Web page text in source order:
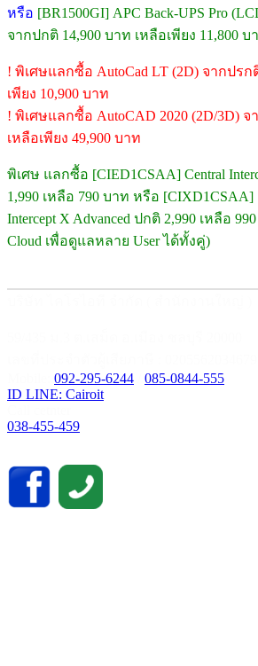
หรือ [BR1500GI] APC Back-UPS Pro
จากปกติ 14,900 บาท เหลือเพียง 11,800 บ
! พิเศษแลกซื้อ AutoCad LT (2D) จากปรก
เพียง 10,900 บาท
! พิเศษแลกซื้อ AutoCAD 2020 (2D/3D) จ
เหลือเพียง 49,900 บาท
พิเศษ แลกซื้อ [CIED1CSAA] Central
1,990 เหลือ 790 บาท หรือ [CIXD1CSAA]
Intercept X Advanced ปกติ 2,990 เหลือ
Cloud เพื่อดูแลหลาย User ได้ทั้งคู่)
092-295-6244
085-0844-555
ID LINE: Cairoit
038-455-459